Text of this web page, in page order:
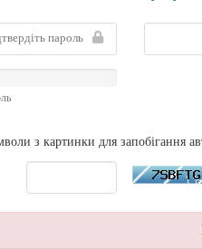
з картинки для запобігання